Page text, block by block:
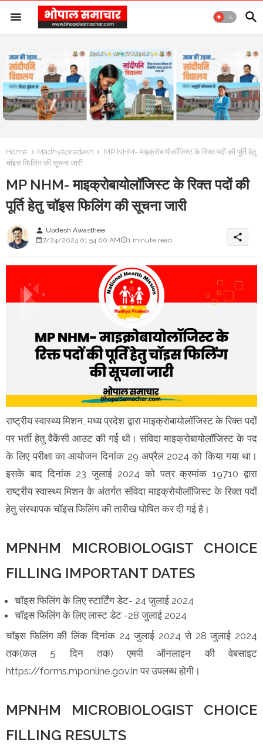
Home Madhyapradesh
MP NHM- माइक्रोबायोलॉजिस्ट के रिक्त पदों की पूर्ति हेतु
चॉइस फिलिंग की सूचना जारी
MP NHM- माइक्रोबायोलॉजिस्ट के रिक्त पदों की
पूर्ति हेतु चॉइस फिलिंग की सूचना जारी
person Updesh Awasthee
7/24/2024 01:54:00 AM
1 minute read share
राष्ट्रीय स्वास्थ्य मिशन, मध्य प्रदेश द्वारा माइक्रोबायोलॉजिस्ट के रिक्त पदों
पर भर्ती हेतु वैकेंसी आउट की गई थी। संविदा माइक्रोबायोलॉजिस्ट के पद
के लिए परीक्षा का आयोजन दिनांक 29 अप्रैल 2024 को किया गया था।
इसके बाद दिनांक 23 जुलाई 2024 को पत्र क्रमांक 19710 द्वारा
राष्ट्रीय स्वास्थ्य मिशन के अंतर्गत संविदा माइक्रोयोलॉजिस्ट के रिक्त पदों
हेतु संस्थापक चॉइस फिलिंग की तारीख घोषित कर दी गई है।
MPNHM MICROBIOLOGIST CHOICE
FILLING IMPORTANT DATES
चॉइस फिलिंग के लिए स्टार्टिंग डेट- 24 जुलाई 2024
चॉइस फिलिंग के लिए लास्ट डेट -28 जुलाई 2024
चॉइस फिलिंग की लिंक दिनांक 24 जुलाई 2024 से 28 जुलाई 2024
तक(कल 5 दिन तक) एमपी ऑनलाइन की वेबसाइट
https://forms.mponline.gov.in पर उपलब्ध होगी।
MPNHM MICROBIOLOGIST CHOICE
FILLING RESULTS